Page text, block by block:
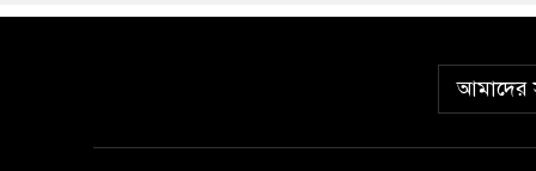
আমাদের